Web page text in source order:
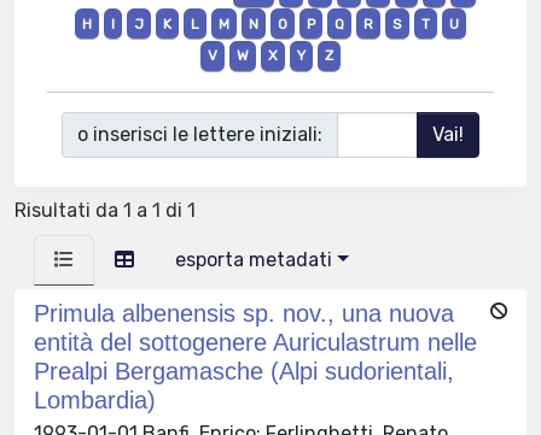
H
I J K L M N O P Q R S T
U
V
W X Y Z
o inserisci le lettere iniziali:
Risultati da 1 a 1 di 1
esporta metadati
Primula albenensis sp. nov., una nuova
entità del sottogenere Auriculastrum nelle
Prealpi Bergamasche (Alpi sudorientali,
Lombardia)